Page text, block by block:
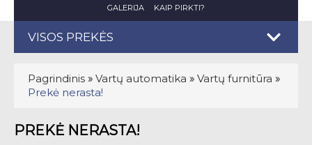
GALERIJA
KAIP PIRKTI?
VISOS PREKĖS
Pagrindinis » Vartų automatika » Vartų furnitūra »
Prekė nerasta!
PREKĖ NERASTA!